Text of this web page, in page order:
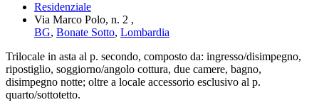
Residenziale
Via Marco Polo, n. 2 ,
BG, Bonate Sotto, Lombardia
Trilocale in asta al p. secondo, composto da: ingresso/disimpegno,
ripostiglio, soggiorno/angolo cottura, due camere, bagno,
disimpegno notte; oltre a locale accessorio esclusivo al p.
quarto/sottotetto.